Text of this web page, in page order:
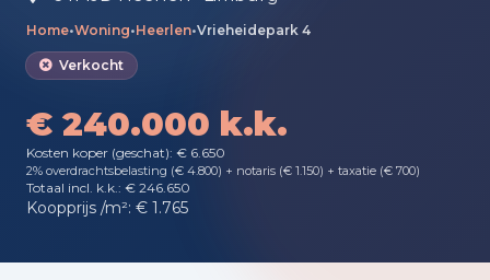
Home•Woning•Heerlen•Vrieheidepark 4
Verkocht
€ 240.000 k.k.
Kosten koper (geschat): € 6.650
2% overdrachtsbelasting (€ 4.800) + notaris (€ 1.150) + taxatie (€ 700)
Totaal incl. k.k.: € 246.650
Koopprijs /m²: € 1.765